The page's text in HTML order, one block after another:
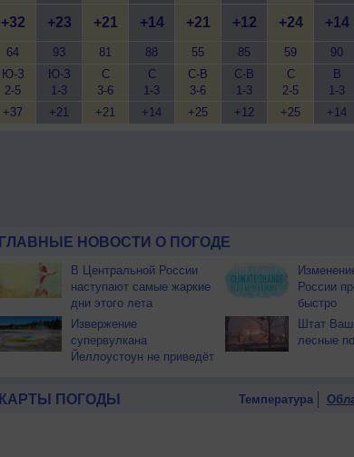
+32
64
Ю-З
2-5
+37
+23
93
Ю-З
1-3
+21
+21
81
С
3-6
+21
+14
88
С
1-3
+14
+21
55
С-В
3-6
+25
+12
85
С-В
1-3
+12
+24
59
С
2-5
+25
+14
90
В
1-3
+14
ГЛАВНЫЕ НОВОСТИ О ПОГОДЕ
В Центральной России
наступают самые жаркие
дни этого лета
России
быстро
Извержение
супервулкана
Йеллоустоун не приведёт
Штат
лесные
КАРТЫ ПОГОДЫ Температура